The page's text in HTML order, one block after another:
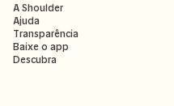
A Shoulder
Ajuda
Transparência
Baixe o app
Descubra